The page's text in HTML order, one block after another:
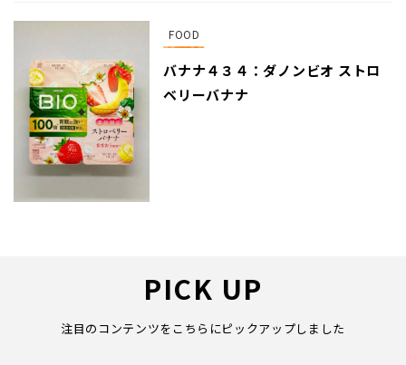
FOOD
バナナ４３４：ダノンビオ ストロ
ベリーバナナ
PICK UP
注目のコンテンツをこちらにピックアップしました